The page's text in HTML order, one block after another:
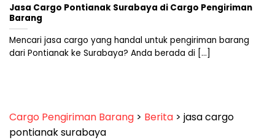
Jasa Cargo Pontianak Surabaya di Cargo Pengiriman
Barang
Mencari jasa cargo yang handal untuk pengiriman barang
dari Pontianak ke Surabaya? Anda berada di [...]
Cargo Pengiriman Barang > Berita > jasa cargo
pontianak surabaya